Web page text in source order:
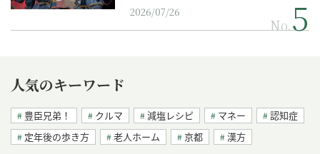
2026/07/26
No.
人気のキーワード
豊臣兄弟！ クルマ 減塩レシピ マネー
認知症
定年後の歩き方
老人ホーム 京都 漢方